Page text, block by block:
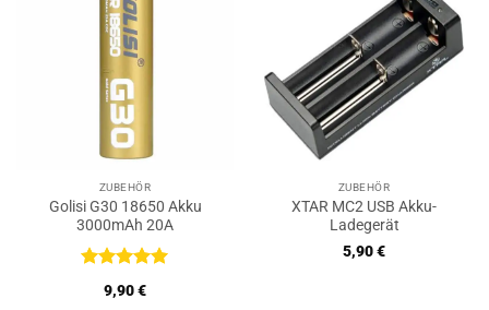
ZUBEHÖR
Golisi G30 18650 Akku
3000mAh 20A
Bewertet
mit5von
9,90€
ZUBEHÖR
XTAR MC2 USB Akku-
Ladegerät
5,90€